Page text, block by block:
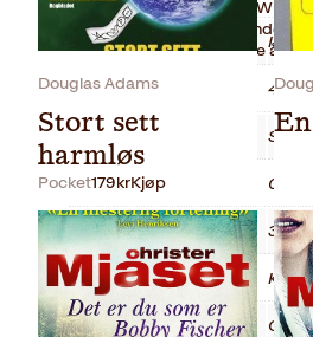
romanforfatteren Jesper Wung-
oss, og et dypt fascinerende
spesiell kjærlighetshistorie
Bokformat
Antall sider 447
Litteraturtype
Vekt 0.59 kg
Dimensjoner 3.7 ×
Originaltittel
Oversatt av
Douglas Adams
Stort sett
harmløs
Pocket179krKjøp